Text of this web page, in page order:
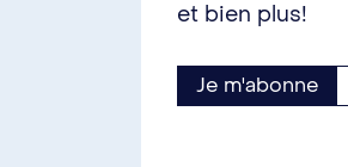
et bien plus!
Je m'abonne